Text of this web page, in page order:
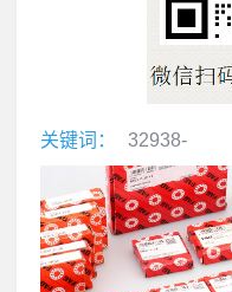
关键词： 32938-